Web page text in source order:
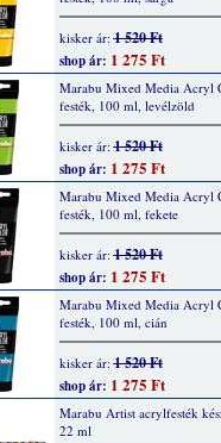
kisker ár:1 520 Ft
shop ár: 1 275 Ft
Marabu Mixed Media Acryl
festék, 100 ml, levélzöld
kisker ár:1 520 Ft
shop ár: 1 275 Ft
Marabu Mixed Media Acryl
festék, 100 ml, fekete
kisker ár:1 520 Ft
shop ár: 1 275 Ft
Marabu Mixed Media Acryl
festék, 100 ml, cián
kisker ár:1 520 Ft
shop ár: 1 275 Ft
Marabu Artist acrylfesték
22 ml